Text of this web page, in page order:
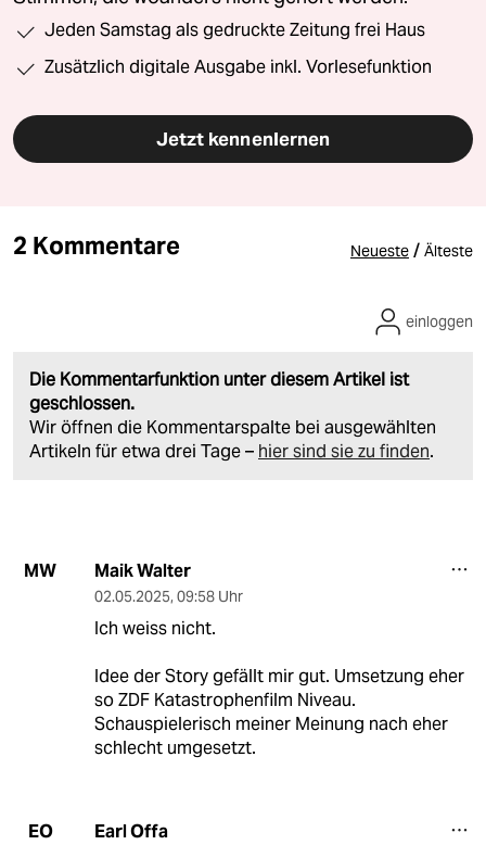
Jeden Samstag als gedruckte Zeitung frei Haus
Zusätzlich digitale Ausgabe inkl. Vorlesefunktion
Jetzt kennenlernen
2 Kommentare Neueste / Älteste
Die Kommentarfunktion unter diesem Artikel ist
geschlossen.
Wir öffnen die Kommentarspalte bei ausgewählten
Artikeln für etwa drei Tage – hier sind sie zu finden.
einloggen
MW Maik Walter
02.05.2025, 09:58 Uhr
Ich weiss nicht.
Idee der Story gefällt mir gut. Umsetzung eher
so ZDF Katastrophenfilm Niveau.
Schauspielerisch meiner Meinung nach eher
schlecht umgesetzt.
EO Earl Offa